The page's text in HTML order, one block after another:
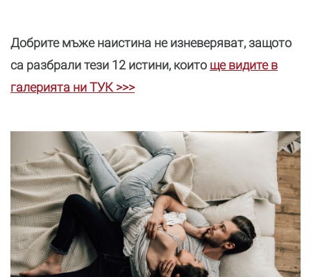
Добрите мъже наистина не изневеряват, защото
са разбрали тези 12 истини, които ще видите в
галерията ни ТУК >>>